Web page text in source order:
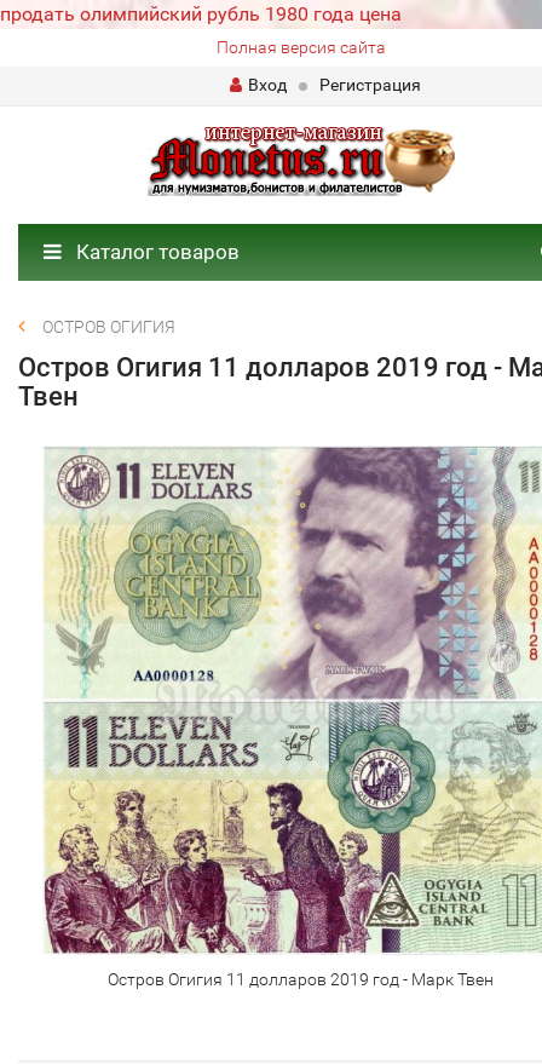
продать олимпийский рубль 1980 года цена
Полная версия сайта
Вход
Регистрация
Каталог товаров
ОСТРОВ ОГИГИЯ
Остров Огигия 11 долларов 2019 год -
Твен
Остров Огигия 11 долларов 2019 год - Марк Твен